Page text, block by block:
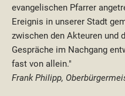
evangelischen Pfarrer
Ereignis in unserer Stadt
zwischen den Akteuren und
Gespräche im Nachgang
fast von allein."
Frank Philipp,